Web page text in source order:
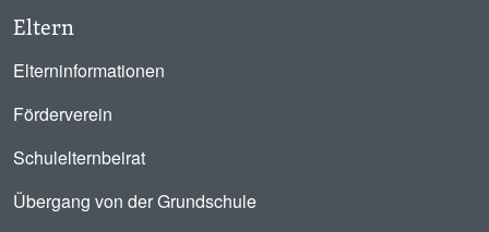
Eltern
Elterninformationen
Förderverein
Schulelternbeirat
Übergang von der Grundschule